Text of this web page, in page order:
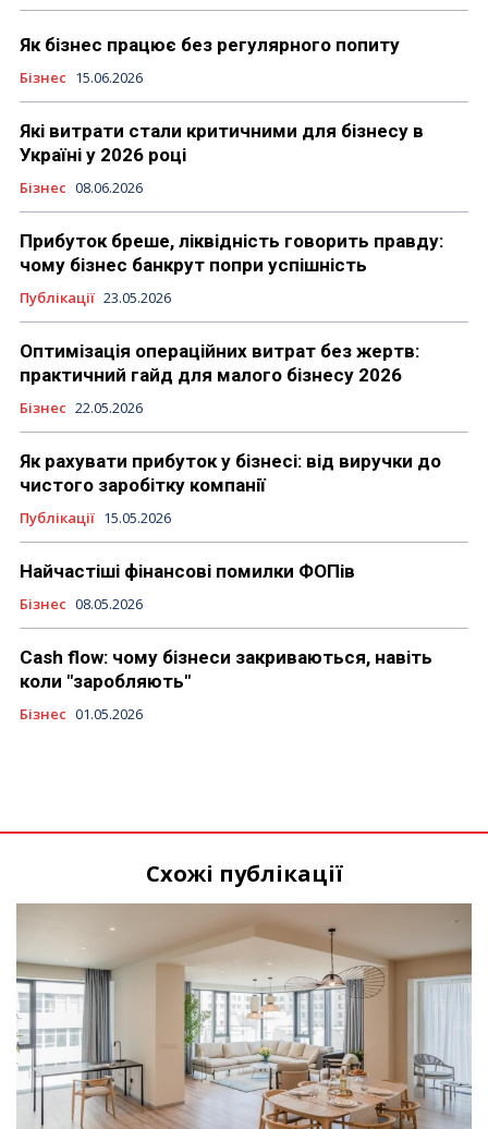
Як бізнес працює без регулярного попиту
Бізнес 15.06.2026
Які витрати стали критичними для бізнесу в
Україні у 2026 році
Бізнес 08.06.2026
Прибуток бреше, ліквідність говорить правду:
чому бізнес банкрут попри успішність
Публікації 23.05.2026
Оптимізація операційних витрат без жертв:
практичний гайд для малого бізнесу 2026
Бізнес 22.05.2026
Як рахувати прибуток у бізнесі: від виручки до
чистого заробітку компанії
Публікації 15.05.2026
Найчастіші фінансові помилки ФОПів
Бізнес 08.05.2026
Cash flow: чому бізнеси закриваються, навіть
коли "заробляють"
Бізнес 01.05.2026
Схожі публікації